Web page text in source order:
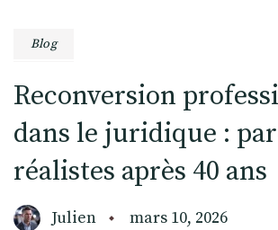
Blog
Reconversion
dans le juridique :
réalistes après 40 ans
Julien mars 10, 2026